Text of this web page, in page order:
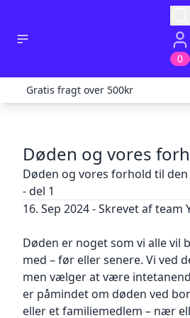
0
Gratis fragt over 500kr
Døden og vores
Døden og vores forhold til den
- del 1
16. Sep 2024 - Skrevet af team
Døden er noget som vi alle vil
med – før eller senere. Vi ved
men vælger at være
er påmindet om døden ved
eller et familiemedlem – nær
Salgs- og
Godkendt af Imran Shah CEO
Sidst opdateret for 14 dage
Disse salgs- og
anvendelse på køb af fysiske
PERSONDATAPOLITIK
Godkendt af Imran Shah CEO
Sidst opdateret for 1
PERSONDATAPOLITIK
Indhold
Indstillinger
Cookies & cookie policy